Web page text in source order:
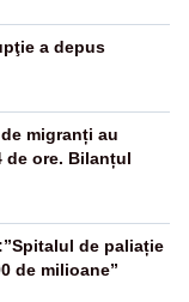
a depus
migranți au
de ore. Bilanțul
de paliație
de milioane”